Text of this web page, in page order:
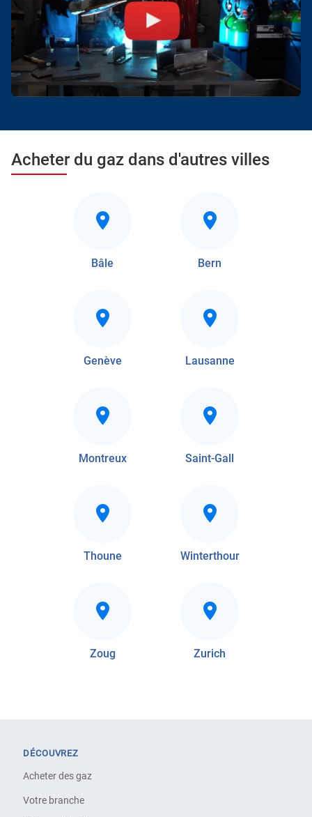
Acheter du gaz dans d'autres villes
Bâle Bern
Genève Lausanne
Montreux Saint-Gall
Thoune Winterthour
Zoug Zurich
DÉCOUVREZ
Acheter des gaz
Votre branche